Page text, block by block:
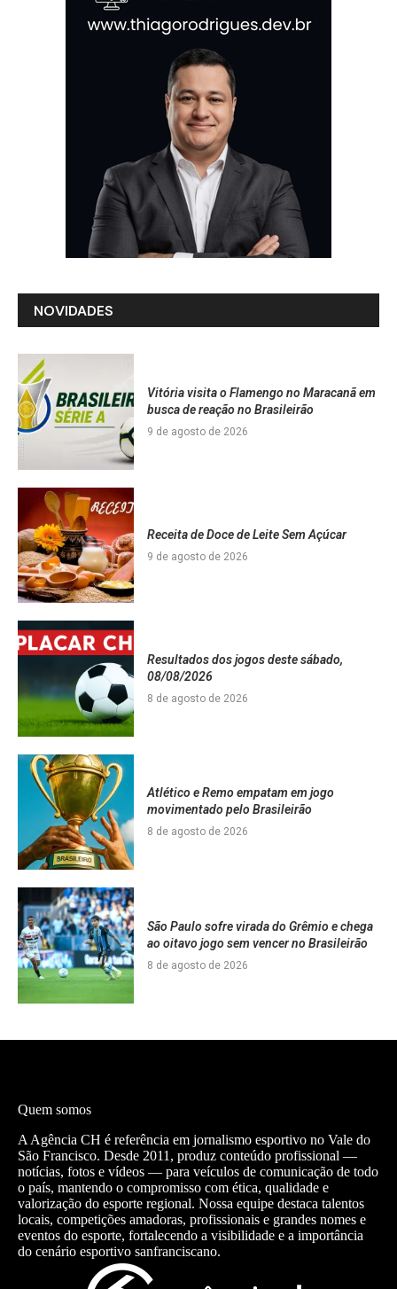
NOVIDADES
Vitória visita o Flamengo no Maracanã em
busca de reação no Brasileirão
9 de agosto de 2026
Receita de Doce de Leite Sem Açúcar
9 de agosto de 2026
Resultados dos jogos deste sábado,
08/08/2026
8 de agosto de 2026
Atlético e Remo empatam em jogo
movimentado pelo Brasileirão
8 de agosto de 2026
São Paulo sofre virada do Grêmio e chega
ao oitavo jogo sem vencer no Brasileirão
8 de agosto de 2026
Quem somos
A Agência CH é referência em jornalismo esportivo no Vale do
São Francisco. Desde 2011, produz conteúdo profissional —
notícias, fotos e vídeos — para veículos de comunicação de todo
o país, mantendo o compromisso com ética, qualidade e
valorização do esporte regional. Nossa equipe destaca talentos
locais, competições amadoras, profissionais e grandes nomes e
eventos do esporte, fortalecendo a visibilidade e a importância
do cenário esportivo sanfranciscano.